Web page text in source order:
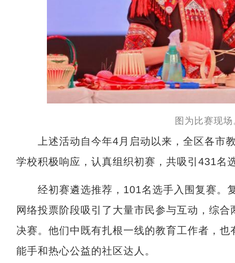
图为比赛现
上述活动自今年4月启动以来，全区各市教
学校积极响应，认真组织初赛，共吸引431名
经初赛遴选推荐，101名选手入围复赛。复
网络投票阶段吸引了大量市民参与互动，综
决赛。他们中既有扎根一线的教育工作者，
能手和热心公益的社区达人。